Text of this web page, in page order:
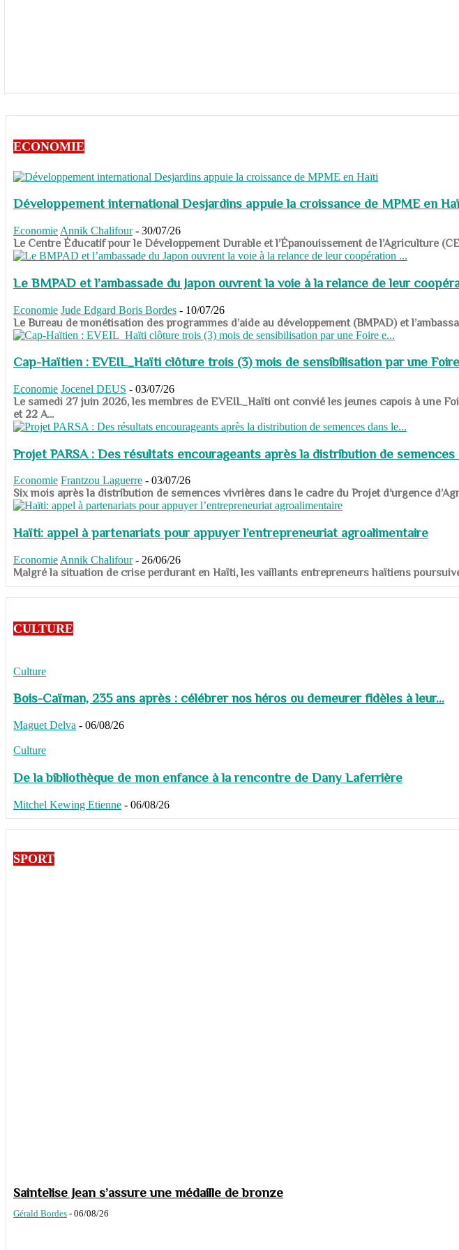
ECONOMIE
Développement international Desjardins appuie la croissance de MPME en
Economie Annik Chalifour - 30/07/26
​​​​​​​Le Centre Éducatif pour le Développement Durable et l’Épanouissement de l’Agriculture
Le BMPAD et l’ambassade du Japon ouvrent la voie à la relance de leur
Economie Jude Edgard Boris Bordes - 10/07/26
​​​​​​​Le Bureau de monétisation des programmes d’aide au développement (BMPAD) et
Cap-Haïtien : EVEIL_Haïti clôture trois (3) mois de sensibilisation par une
Economie Jocenel DEUS - 03/07/26
Le samedi 27 juin 2026, les membres de EVEIL_Haïti ont convié les jeunes capois à une
et 22 A...
Projet PARSA : Des résultats encourageants après la distribution de semences
Economie Frantzou Laguerre - 03/07/26
​​​​​​​Six mois après la distribution de semences vivrières dans le cadre du Projet d’urgence
Haïti: appel à partenariats pour appuyer l’entrepreneuriat agroalimentaire
Economie Annik Chalifour - 26/06/26
​​​​​​​Malgré la situation de crise perdurant en Haïti, les vaillants entrepreneurs haïtiens
CULTURE
Culture
Bois-Caïman, 235 ans après : célébrer nos héros ou demeurer fidèles à leur...
Maguet Delva - 06/08/26
Culture
De la bibliothèque de mon enfance à la rencontre de Dany Laferrière
Mitchel Kewing Etienne - 06/08/26
SPORT
Saintelise Jean s’assure une médaille de bronze
Gérald Bordes - 06/08/26